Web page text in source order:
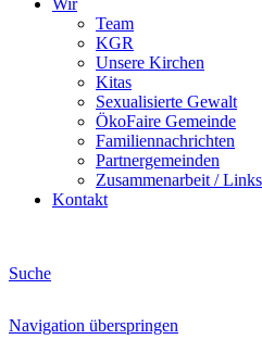
Wir
Team
KGR
Unsere Kirchen
Kitas
Sexualisierte Gewalt
ÖkoFaire Gemeinde
Familiennachrichten
Partnergemeinden
Zusammenarbeit / Links
Kontakt
Suche
Navigation überspringen